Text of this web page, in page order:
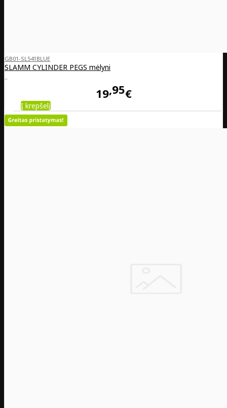
GB01-SL541BLUE
SLAMM CYLINDER PEGS mėlyni
..
19 95€
Į krepšelį